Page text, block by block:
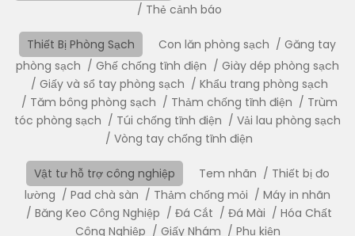
Thẻ cảnh báo
Thiết Bị Phòng Sạch Con lăn phòng sạch
Găng tay
phòng sạch
Ghế chống tĩnh điện
Giày dép phòng sạch
Giấy và sổ tay phòng sạch
Khẩu trang phòng sạch
Tăm bông phòng sạch
Thảm chống tĩnh điện
Trùm
tóc phòng sạch
Túi chống tĩnh điện
Vải lau phòng sạch
Vòng tay chống tĩnh điện
Vật tư hỗ trợ công nghiệp Tem nhãn
Thiết bị đo
lường
Pad chà sàn Thảm chống mỏi
Máy in nhãn
Băng Keo Công Nghiệp
Đá Cắt Đá Mài
Hóa Chất
Công Nghiệp
Giấy Nhám Phụ kiện